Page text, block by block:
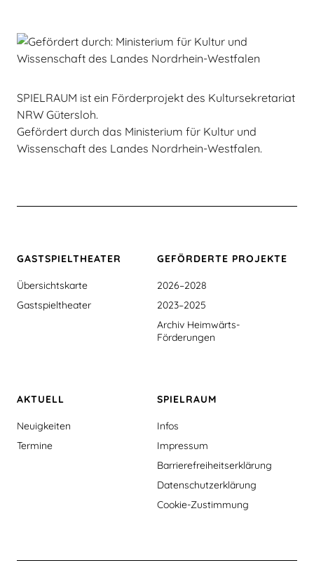
SPIELRAUM ist ein Förderprojekt des Kultursekretariat
NRW Gütersloh.
Gefördert durch das Ministerium für Kultur und
Wissenschaft des Landes Nordrhein-Westfalen.
GASTSPIEL­THEATER
Übersichtskarte
Gastspieltheater
GEFÖRDERTE PROJEKTE
2026–2028
2023–2025
Archiv Heimwärts-
Förderungen
AKTUELL
Neuigkeiten
Termine
SPIELRAUM
Infos
Impressum
Barrierefreiheitserklärung
Datenschutzerklärung
Cookie-Zustimmung